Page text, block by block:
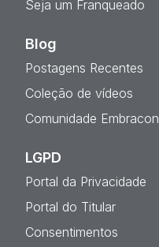
Seja um Franqueado
Blog
Postagens Recentes
Coleção de vídeos
Comunidade Embracon
LGPD
Portal da Privacidade
Portal do Titular
Consentimentos